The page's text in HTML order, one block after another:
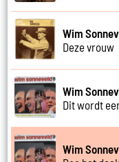
Wim
Deze vrouw
Wim
Dit wordt
Wim